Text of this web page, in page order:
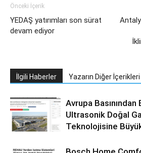
Önceki İçerik
YEDAŞ yatırımları son sürat
devam ediyor
İlgili Haberler Yazarın Diğer İçerikleri
Avrupa Basınından
Ultrasonik Doğal
Teknolojisine